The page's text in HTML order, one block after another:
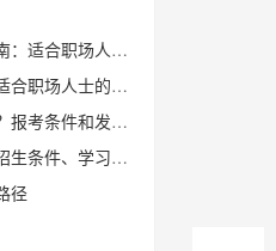
场人士的深造选择
人士的进修选择
和发展前景详解
式与就业前景解析
径